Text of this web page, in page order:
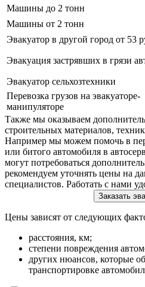
Машины до 2 тонн
Машины от 2 тонн
Эвакуатор в другой город от 53
Эвакуация застрявших в грязи
Эвакуатор сельхозтехники
Перевозка грузов на эвакуаторе-
манипуляторе
Также мы оказываем
строительных материалов,
Например мы можем помочь в
или битого автомобиля в
могут потребоваться
рекомендуем уточнять цены на
специалистов. Работать с нами
Заказать
Цены зависят от следующих
расстояния, км;
степени повреждения
других нюансов, которые
транспортировке